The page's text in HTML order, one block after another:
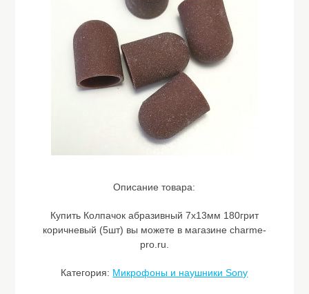
Описание товара:
Купить Колпачок абразивный 7х13мм 180грит
коричневый (5шт) вы можете в магазине charme-
pro.ru.
Категория: Микрофоны и наушники Sony